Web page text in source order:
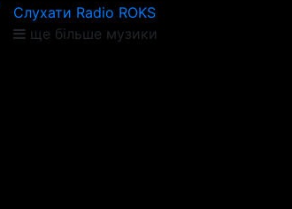
Слухати Radio ROKS
ще більше музики